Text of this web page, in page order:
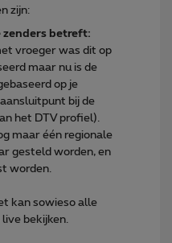
zijn:
zenders betreft:
vroeger was dit op
maar nu is de
op je
bij de
het DTV profiel).
maar één regionale
gesteld worden, en
worden.
kan sowieso alle
bekijken.